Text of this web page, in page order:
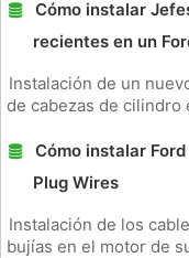
Cómo instalar
recientes en un
Instalación de un
de cabezas de cilindro
Cómo instalar
Plug Wires
Instalación de los
bujías en el motor de